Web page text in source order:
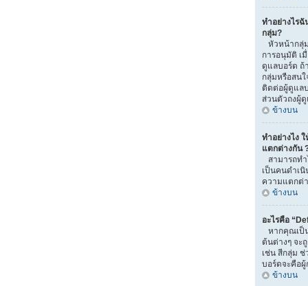
ทำอย่างไรฉั
กลุ่ม?
หัวหน้ากลุ่
การอนุมัติ เ
ดูแลบอร์ด ถ้
กลุ่มหรือสน
ติดต่อผู้ดูแล
ส่วนตัวถงผู้
ข้างบน
ทำอย่างไง
แตกต่างกัน
สามารถท
เป็นคนดำเนิ
ความแตกต่
ข้างบน
อะไรคือ
หากคุณเป็
ต้นต่างๆ จะ
เช่น สีกลุ่ม
บอร์ดจะคือ
ข้างบน